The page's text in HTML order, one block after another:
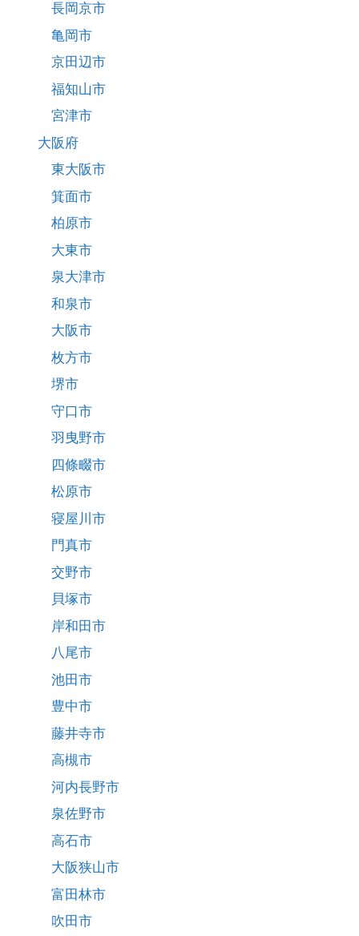
長岡京市
亀岡市
京田辺市
福知山市
宮津市
大阪府
東大阪市
箕面市
柏原市
大東市
泉大津市
和泉市
大阪市
枚方市
堺市
守口市
羽曳野市
四條畷市
松原市
寝屋川市
門真市
交野市
貝塚市
岸和田市
八尾市
池田市
豊中市
藤井寺市
高槻市
河内長野市
泉佐野市
高石市
大阪狭山市
富田林市
吹田市